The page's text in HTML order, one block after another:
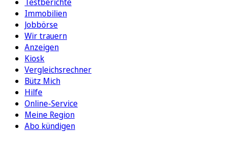
Immobilien
Jobbörse
Wir trauern
Anzeigen
Kiosk
Vergleichsrechner
Bütz Mich
Hilfe
Online-Service
Meine Region
Abo kündigen